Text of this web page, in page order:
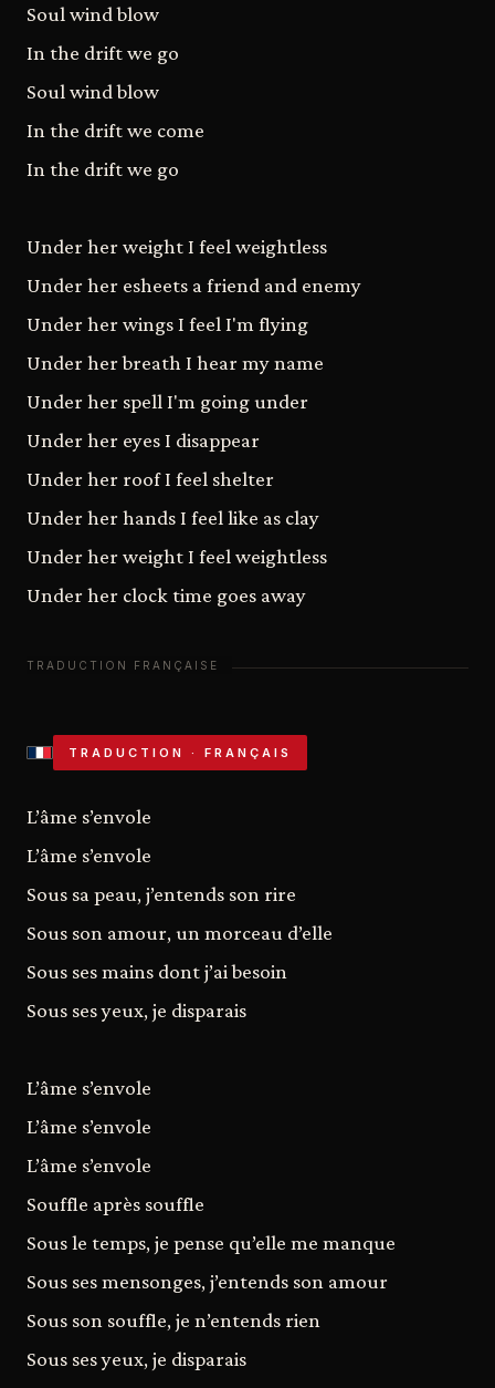
Soul wind blow
In the drift we go
Soul wind blow
In the drift we come
In the drift we go
Under her weight I feel weightless
Under her esheets a friend and enemy
Under her wings I feel I'm flying
Under her breath I hear my name
Under her spell I'm going under
Under her eyes I disappear
Under her roof I feel shelter
Under her hands I feel like as clay
Under her weight I feel weightless
Under her clock time goes away
TRADUCTION · FRANÇAIS
L’âme s’envole
L’âme s’envole
Sous sa peau, j’entends son rire
Sous son amour, un morceau d’elle
Sous ses mains dont j’ai besoin
Sous ses yeux, je disparais
L’âme s’envole
L’âme s’envole
L’âme s’envole
Souffle après souffle
Sous le temps, je pense qu’elle me manque
Sous ses mensonges, j’entends son amour
Sous son souffle, je n’entends rien
Sous ses yeux, je disparais